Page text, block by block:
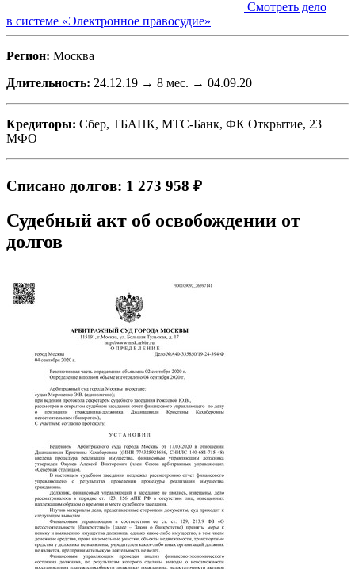
Смотреть дело
в системе «Электронное правосудие»
Регион: Москва
Длительность: 24.12.19 → 8 мес. → 04.09.20
Кредиторы: Сбер, ТБАНК, МТС-Банк, ФК Открытие, 23
МФО
Списано долгов: 1 273 958 ₽
Судебный акт об освобождении от
долгов